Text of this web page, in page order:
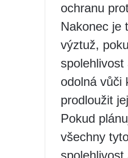
ochranu
Nakonec je
výztuž,
odolná vůči
prodloužit
Pokud
všechny